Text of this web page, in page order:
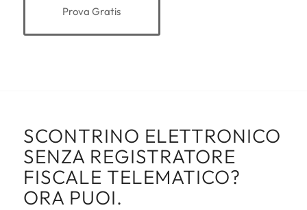
Prova Gratis
SCONTRINO ELETTRONICO
SENZA REGISTRATORE
FISCALE TELEMATICO?
ORA PUOI.